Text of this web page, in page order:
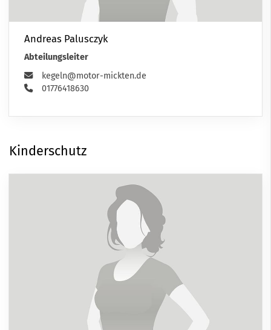
Andreas Palusczyk
Abteilungsleiter
kegeln@motor-mickten.de
01776418630
Kinderschutz